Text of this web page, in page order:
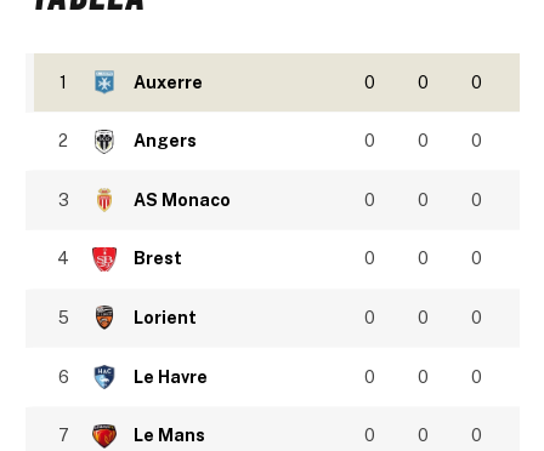
1 Auxerre 0 0 0
2 Angers 0 0 0
3 AS Monaco 0 0 0
4 Brest 0 0 0
5 Lorient 0 0 0
6 Le Havre 0 0 0
7 Le Mans 0 0 0